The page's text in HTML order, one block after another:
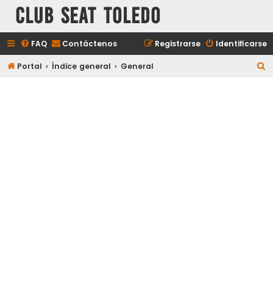
Club Seat Toledo
FAQ Contáctenos Identificarse
Registrarse
Portal Índice general General